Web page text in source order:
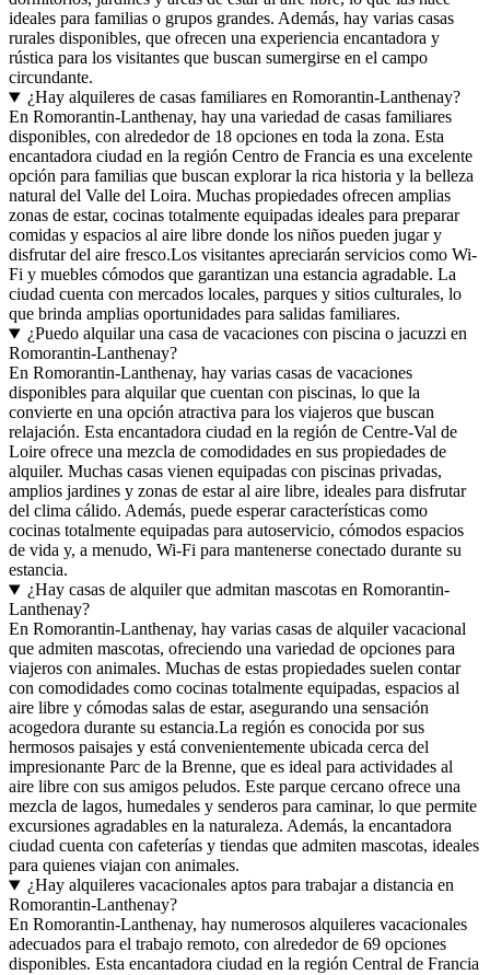
ideales para familias o grupos grandes. Además, hay varias casas
rurales disponibles, que ofrecen una experiencia encantadora y
rústica para los visitantes que buscan sumergirse en el campo
circundante.
¿Hay alquileres de casas familiares en Romorantin-Lanthenay?
En Romorantin-Lanthenay, hay una variedad de casas familiares
disponibles, con alrededor de 18 opciones en toda la zona. Esta
encantadora ciudad en la región Centro de Francia es una excelente
opción para familias que buscan explorar la rica historia y la belleza
natural del Valle del Loira. Muchas propiedades ofrecen amplias
zonas de estar, cocinas totalmente equipadas ideales para preparar
comidas y espacios al aire libre donde los niños pueden jugar y
disfrutar del aire fresco.Los visitantes apreciarán servicios como Wi-
Fi y muebles cómodos que garantizan una estancia agradable. La
ciudad cuenta con mercados locales, parques y sitios culturales, lo
que brinda amplias oportunidades para salidas familiares.
¿Puedo alquilar una casa de vacaciones con piscina o jacuzzi en
Romorantin-Lanthenay?
En Romorantin-Lanthenay, hay varias casas de vacaciones
disponibles para alquilar que cuentan con piscinas, lo que la
convierte en una opción atractiva para los viajeros que buscan
relajación. Esta encantadora ciudad en la región de Centre-Val de
Loire ofrece una mezcla de comodidades en sus propiedades de
alquiler. Muchas casas vienen equipadas con piscinas privadas,
amplios jardines y zonas de estar al aire libre, ideales para disfrutar
del clima cálido. Además, puede esperar características como
cocinas totalmente equipadas para autoservicio, cómodos espacios
de vida y, a menudo, Wi-Fi para mantenerse conectado durante su
estancia.
¿Hay casas de alquiler que admitan mascotas en Romorantin-
Lanthenay?
En Romorantin-Lanthenay, hay varias casas de alquiler vacacional
que admiten mascotas, ofreciendo una variedad de opciones para
viajeros con animales. Muchas de estas propiedades suelen contar
con comodidades como cocinas totalmente equipadas, espacios al
aire libre y cómodas salas de estar, asegurando una sensación
acogedora durante su estancia.La región es conocida por sus
hermosos paisajes y está convenientemente ubicada cerca del
impresionante Parc de la Brenne, que es ideal para actividades al
aire libre con sus amigos peludos. Este parque cercano ofrece una
mezcla de lagos, humedales y senderos para caminar, lo que permite
excursiones agradables en la naturaleza. Además, la encantadora
ciudad cuenta con cafeterías y tiendas que admiten mascotas, ideales
para quienes viajan con animales.
¿Hay alquileres vacacionales aptos para trabajar a distancia en
Romorantin-Lanthenay?
En Romorantin-Lanthenay, hay numerosos alquileres vacacionales
adecuados para el trabajo remoto, con alrededor de 69 opciones
disponibles. Esta encantadora ciudad en la región Central de Francia